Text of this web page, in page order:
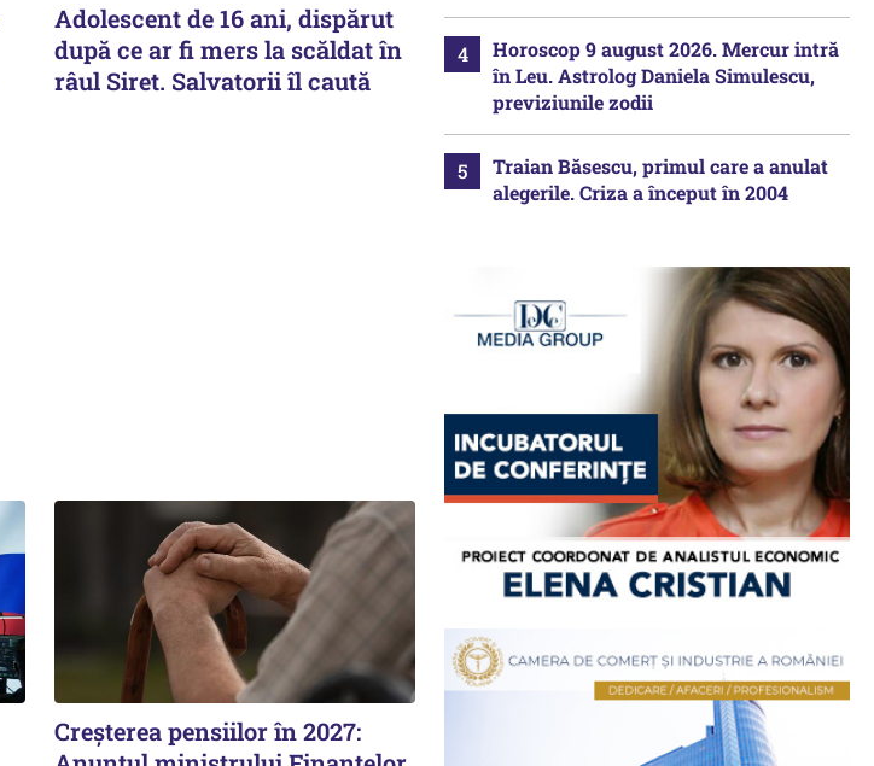
Adolescent de 16 ani, dispărut
după ce ar fi mers la scăldat în
râul Siret. Salvatorii îl caută
Creșterea pensiilor în 2027:
Horoscop 9 august 2026. Mercur intră
în Leu. Astrolog Daniela Simulescu,
previziunile zodii
Traian Băsescu, primul care a anulat
alegerile. Criza a început în 2004